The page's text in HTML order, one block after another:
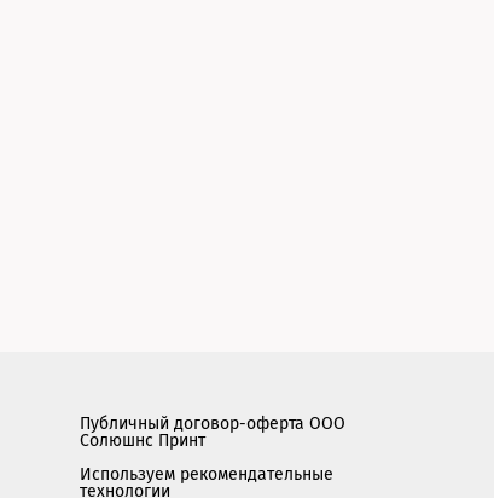
Публичный договор-оферта ООО
Солюшнс Принт
Используем рекомендательные
технологии